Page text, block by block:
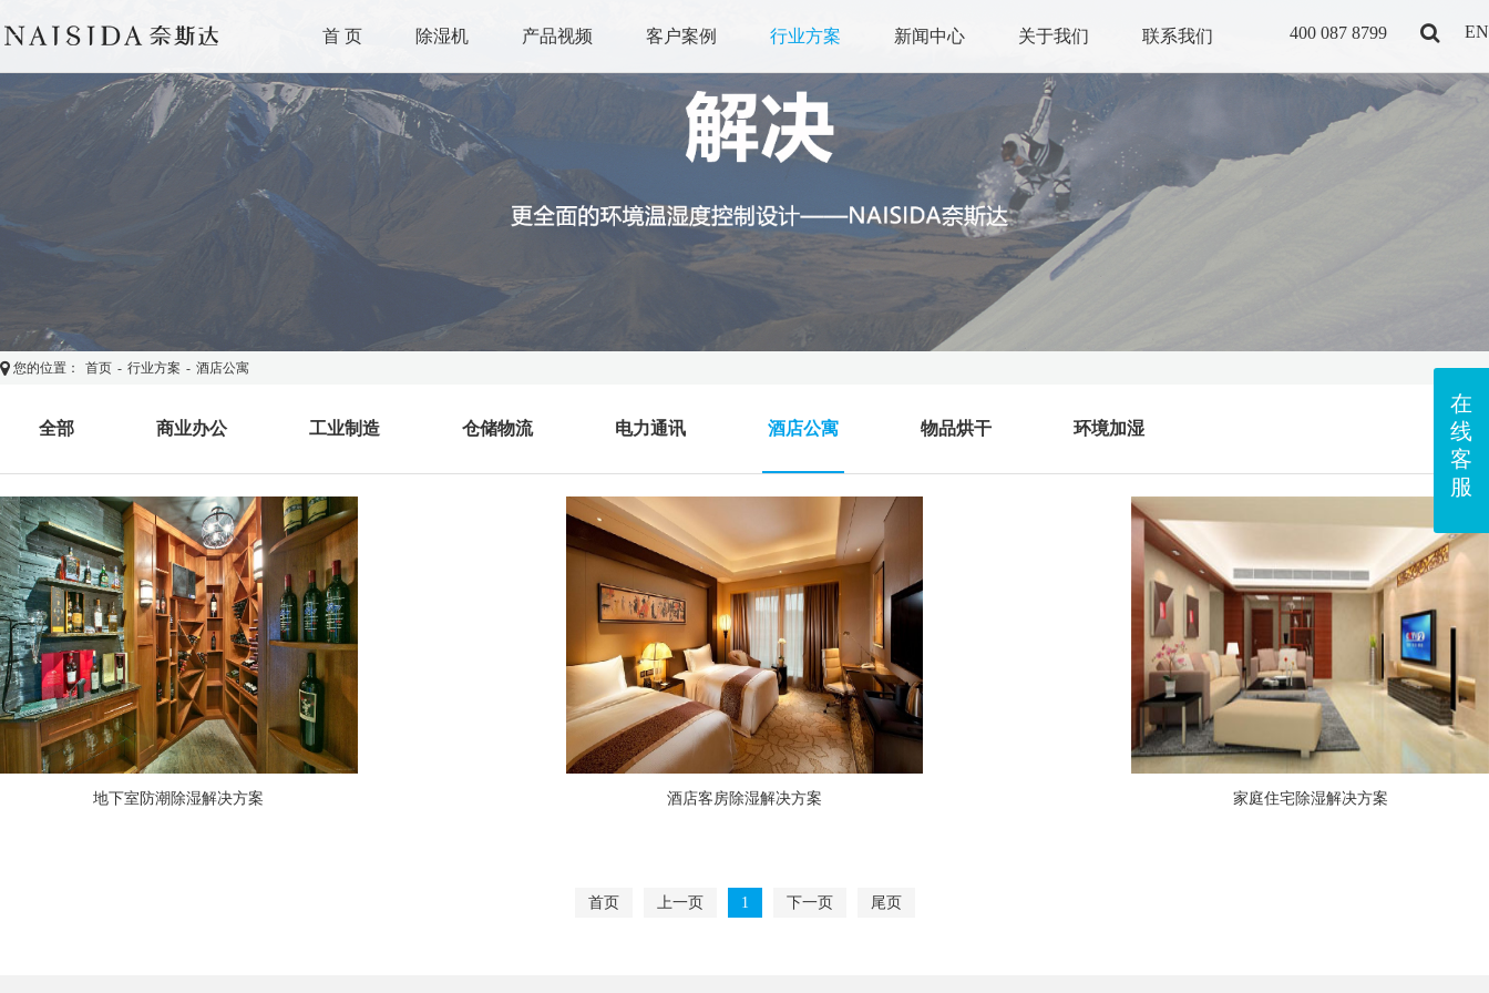
首 页 除湿机 产品视频 客户案例 行业方案 新闻中心 关于我们 联系我们 400 087 8799 EN
您的位置： 首页 - 行业方案 - 酒店公寓
全部 商业办公 工业制造 仓储物流 电力通讯 酒店公寓 物品烘干 环境加湿
地下室防潮除湿解决方案 酒店客房除湿解决方案 家庭住宅除湿解决方案
首页 上一页 1 下一页 尾页
在
线
客
服